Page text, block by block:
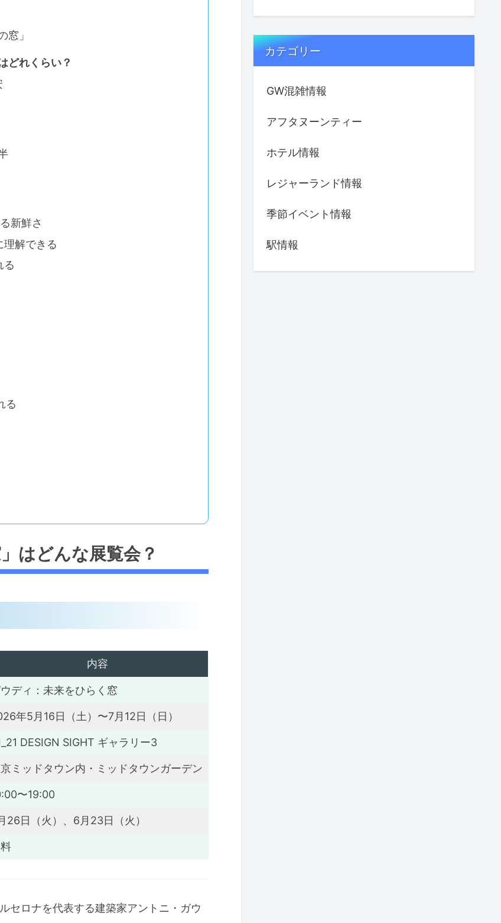
窓」
どれくらい？
新鮮さ
理解できる
る
る
はどんな展覧会？
内容
ディ：未来をひらく窓
年5月16日（土）〜7月12日（日）
DESIGN SIGHT ギャラリー3
ミッドタウン内・ミッドタウンガーデン
〜19:00
26日（火）、6月23日（火）
セロナを代表する建築家アントニ・ガウ
カテゴリー
GW混雑情報
アフタヌーンティー
ホテル情報
レジャーランド情報
季節イベント情報
駅情報